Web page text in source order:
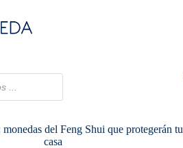
del Feng Shui que protegerán tu
casa